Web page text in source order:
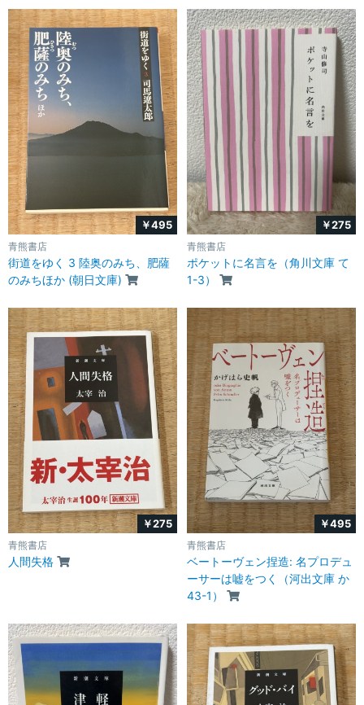
￥495
青熊書店
街道をゆく 3 陸奥のみち、肥薩
のみちほか (朝日文庫)
￥275
青熊書店
ポケットに名言を（角川文庫 て
1-3）
￥275
青熊書店
人間失格
￥495
青熊書店
ベートーヴェン捏造: 名プロデュ
ーサーは嘘をつく（河出文庫 か
43-1）